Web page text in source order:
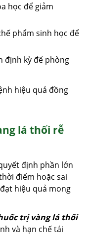
học để giảm
phẩm sinh học để
định kỳ để phòng
hiệu quả đồng
lá thối rễ
định phần lớn
điểm hoặc sai
hiệu quả mong
trị vàng lá thối
và hạn chế tái